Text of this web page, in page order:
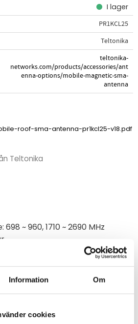
Information Om
cookies
I lager
PR1KCL25
Teltonika
teltonika-
networks.com/products/accessories/ant
enna-options/mobile-magnetic-sma-
antenna
roof-sma-antenna-pr1kcl25-v18.pdf
Teltonika
~ 960, 1710 ~ 2690 MHz
Centrumbult